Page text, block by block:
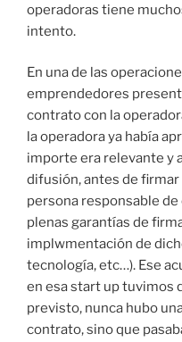
operadoras tiene
intento.
En una de las
emprendedores
contrato con la
la operadora ya había
importe era relevante y
difusión, antes de
persona responsable
plenas garantías de
implwmentación de
tecnología, etc…). Ese
en esa start up tuvimos
previsto, nunca hubo
contrato, sino que